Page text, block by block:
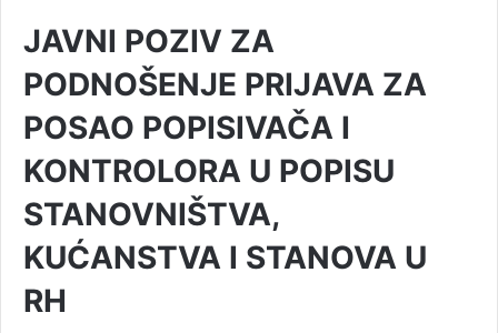
JAVNI POZIV ZA
PODNOŠENJE PRIJAVA ZA
POSAO POPISIVAČA I
KONTROLORA U POPISU
STANOVNIŠTVA,
KUĆANSTVA I STANOVA U
RH